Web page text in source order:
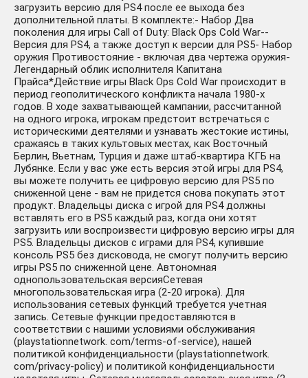
загрузить версию для PS4 после ее выхода без
дополнительной платы. В комплекте:- Набор Два
поколения для игры Call of Duty: Black Ops Cold War--
Версия для PS4, а также доступ к версии для PS5- Набор
оружия Противостояние - включая два чертежа оружия-
Легендарный облик исполнителя Капитана
Прайса*Действие игры Black Ops Cold War происходит в
период геополитического конфликта начала 1980-х
годов. В ходе захватывающей кампании, рассчитанной
на одного игрока, игрокам предстоит встречаться с
историческими деятелями и узнавать жестокие истины,
сражаясь в таких культовых местах, как Восточный
Берлин, Вьетнам, Турция и даже штаб-квартира КГБ на
Лубянке. Если у вас уже есть версия этой игры для PS4,
вы можете получить ее цифровую версию для PS5 по
сниженной цене - вам не придется снова покупать этот
продукт. Владельцы диска с игрой для PS4 должны
вставлять его в PS5 каждый раз, когда они хотят
загрузить или воспроизвести цифровую версию игры для
PS5. Владельцы дисков с играми для PS4, купившие
консоль PS5 без дисковода, не смогут получить версию
игры PS5 по сниженной цене. Автономная
однопользовательская версияСетевая
многопользовательская игра (2-20 игрока). Для
использования сетевых функций требуется учетная
запись. Сетевые функции предоставляются в
соответствии с нашими условиями обслуживания
(playstationnetwork. com/terms-of-service), нашей
политикой конфиденциальности (playstationnetwork.
com/privacy-policy) и политикой конфиденциальности